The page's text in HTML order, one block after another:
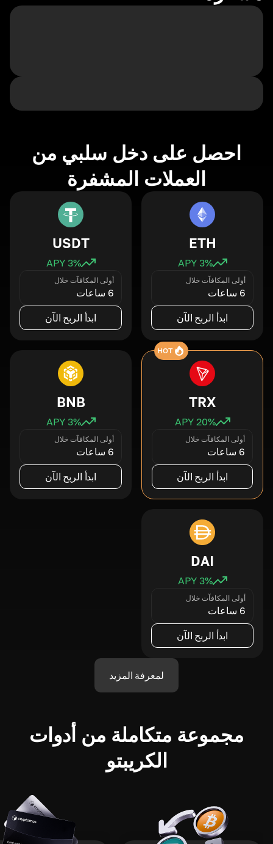
احصل على دخل سلبي من
العملات المشفرة
ETH
3% APY
أولى المكافآت خلال
6 ساعات
ابدأ الربح الآن
USDT
3% APY
أولى المكافآت خلال
6 ساعات
ابدأ الربح الآن
HOT
TRX
20% APY
أولى المكافآت خلال
6 ساعات
ابدأ الربح الآن
BNB
3% APY
أولى المكافآت خلال
6 ساعات
ابدأ الربح الآن
DAI
3% APY
أولى المكافآت خلال
6 ساعات
ابدأ الربح الآن
لمعرفة المزيد
مجموعة متكاملة من أدوات
الكريبتو